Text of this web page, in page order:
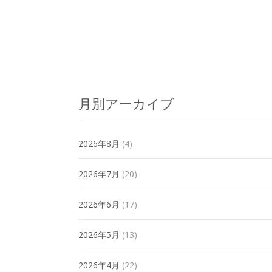
navigation
月別アーカイブ
2026年8月 (4)
2026年7月 (20)
2026年6月 (17)
2026年5月 (13)
2026年4月 (22)